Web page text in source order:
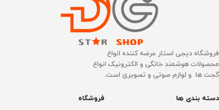
فروشگاه دیجی استار عرضه کننده انواع
محصولات هوشمند خانگی و الکترونیک انواع
گجت ها و لوازم صوتی و تصویری است.
دسته بندی ها
فروشگاه